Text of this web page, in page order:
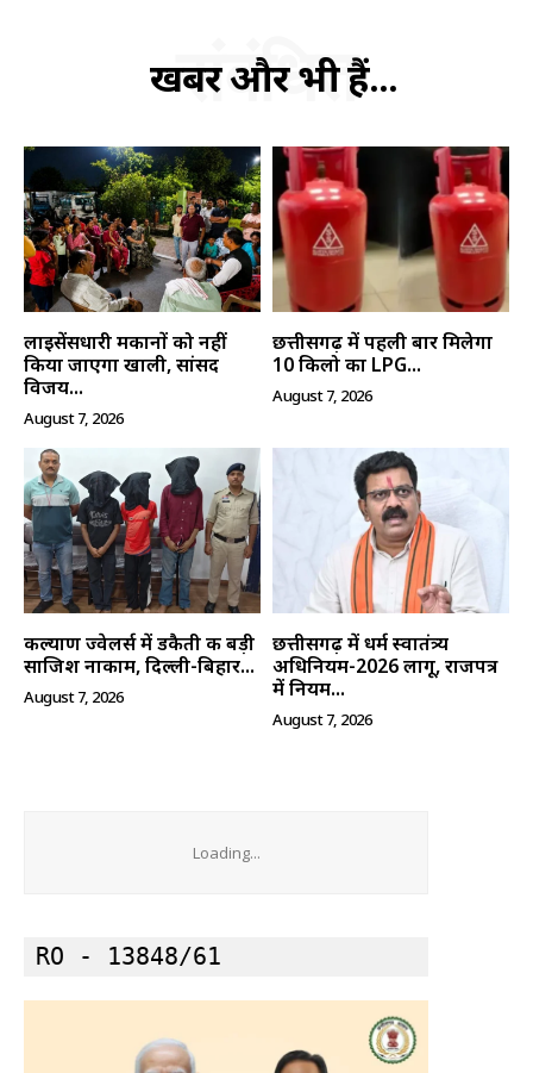
खबरें और भी हैं...
संबंधित
लाइसेंसधारी मकानों को नहीं
किया जाएगा खाली, सांसद
विजय...
August 7, 2026
छत्तीसगढ़ में पहली बार मिलेगा
10 किलो का LPG...
August 7, 2026
कल्याण ज्वेलर्स में डकैती की बड़ी
साजिश नाकाम, दिल्ली-बिहार...
August 7, 2026
छत्तीसगढ़ में धर्म स्वातंत्र्य
अधिनियम-2026 लागू, राजपत्र
में नियम...
August 7, 2026
Loading...
RO - 13848/61